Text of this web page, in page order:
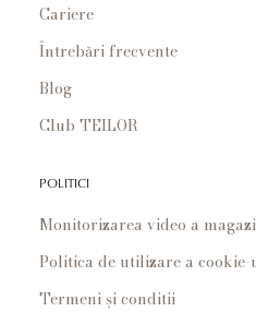
Cariere
Întrebări frecvente
Blog
Club TEILOR
POLITICI
Monitorizarea video a
Politica de utilizare a
Termeni și conditii